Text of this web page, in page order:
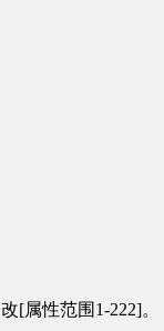
[属性范围1-222]。